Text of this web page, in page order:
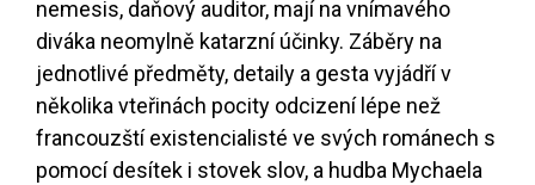
nemesis, daňový auditor, mají na vnímavého
diváka neomylně katarzní účinky. Záběry na
jednotlivé předměty, detaily a gesta vyjádří v
několika vteřinách pocity odcizení lépe než
francouzští existencialisté ve svých románech s
pomocí desítek i stovek slov, a hudba Mychaela